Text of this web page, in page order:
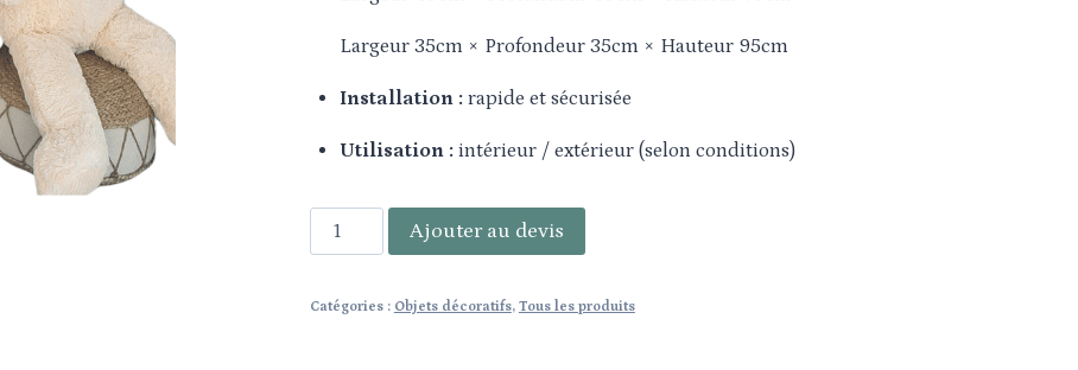
Largeur 35cm × Profondeur 35cm × Hauteur 95cm
Installation : rapide et sécurisée
Utilisation : intérieur / extérieur (selon conditions)
Ajouter au devis
Catégories : Objets décoratifs, Tous les produits